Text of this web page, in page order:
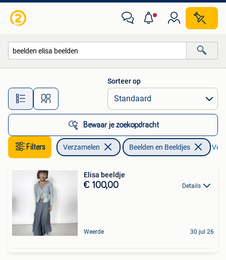
Alle afstanden…
Sorteer op
Bewaar je zoekopdracht
Filters Verzamelen Beelden en Beeldjes
Elisa beeldje
€ 100,00 Details
Weerde 30 jul 26